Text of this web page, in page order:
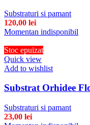
Substraturi si pamant
120,00 lei
Momentan indisponibil
Stoc epuizat
Quick view
Add to wishlist
Substrat Orhidee
Substraturi si pamant
23,00 lei